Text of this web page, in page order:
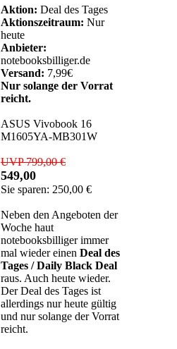
Aktion: Deal des Tages
Aktionszeitraum: Nur
heute
Anbieter:
notebooksbilliger.de
Versand: 7,99€
Nur solange der Vorrat
reicht.
ASUS Vivobook 16
M1605YA-MB301W
UVP 799,00 €
549,00
Sie sparen: 250,00 €
Neben den Angeboten der
Woche haut
notebooksbilliger immer
mal wieder einen Deal des
Tages / Daily Black Deal
raus. Auch heute wieder.
Der Deal des Tages ist
allerdings nur heute gültig
und nur solange der Vorrat
reicht.